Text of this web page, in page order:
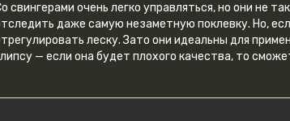
свингерами очень легко управляться, но они не
даже самую незаметную поклевку. Но,
леску. Зато они идеальны для
— если она будет плохого качества, то